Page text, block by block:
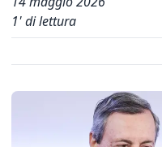
1' di lettura